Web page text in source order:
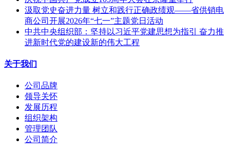
汲取党史奋进力量 树立和践行正确政绩观——省供销电
商公司开展2026年“七一”主题党日活动
中共中央组织部：坚持以习近平党建思想为指引 奋力推
进新时代党的建设新的伟大工程
关于我们
公司品牌
领导关怀
发展历程
组织架构
管理团队
公司简介